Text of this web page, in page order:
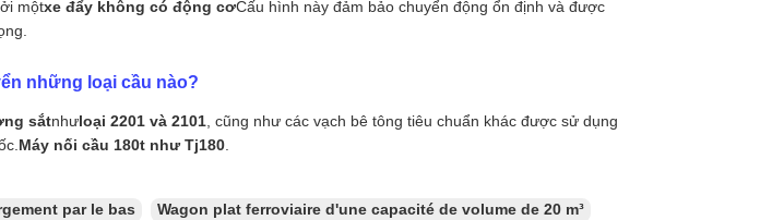
mộtxe đẩy không có động cơCấu hình này đảm bảo chuyển động ổn định và được
những loại cầu nào?
sắtnhưloại 2201 và 2101 , cũng như các vạch bê tông tiêu chuẩn khác được sử dụng
Máy nối cầu 180t như Tj180
par le bas
Wagon plat ferroviaire d'une capacité de volume de 20 m³